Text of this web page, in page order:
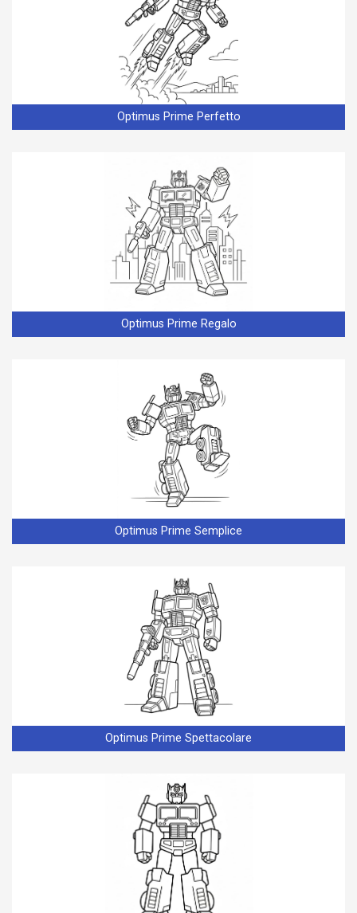
Optimus Prime Perfetto
Optimus Prime Regalo
Optimus Prime Semplice
Optimus Prime Spettacolare